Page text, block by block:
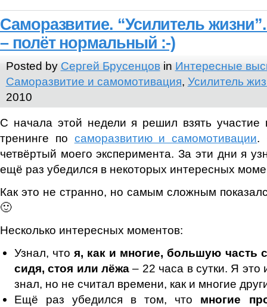
Саморазвитие. “Усилитель
– полёт нормальный :-)
Posted by Сергей Брусенцовin Интересные
Саморазвитие и самомотивация, Усилитель
2010
С начала этой недели я решил взять участие
тренинге по саморазвитию и самомотивации.
четвёртый моего эксперимента. За эти дни я
ещё раз убедился в некоторых интересных
Как это не странно, но самым сложным
🙂
Несколько интересных моментов:
Узнал, чтоя, как и многие, большую часть
сидя, стоя или лёжа – 22 часа в сутки. Я
знал, но не считал времени, как и многие
Ещё раз убедился в том, что многие